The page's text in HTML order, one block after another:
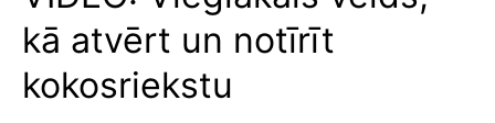
kā atvērt un notīrīt
kokosriekstu